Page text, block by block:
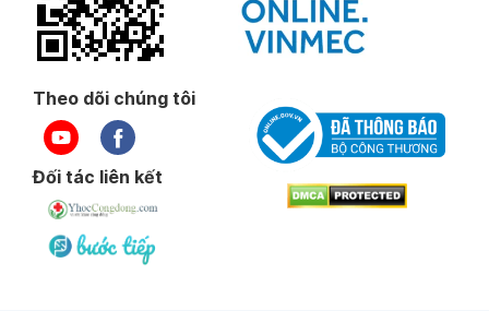
Theo dõi chúng tôi
Đối tác liên kết